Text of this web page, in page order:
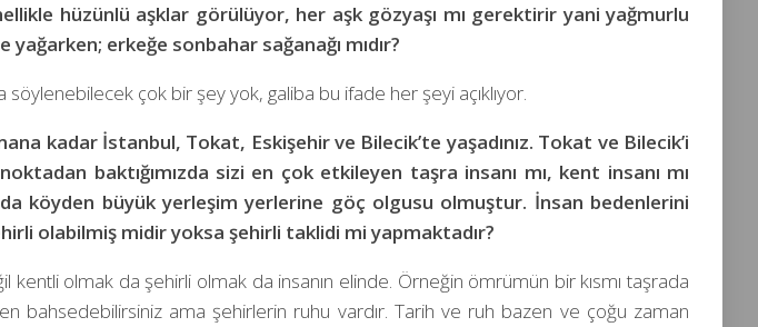
hüzünlü aşklar görülüyor, her aşk gözyaşı mı gerektirir yani yağmurlu
erkeğe sonbahar sağanağı mıdır?
söylenebilecek çok bir şey yok, galiba bu ifade her şeyi açıklıyor.
kadar İstanbul, Tokat, Eskişehir ve Bilecik’te yaşadınız. Tokat ve Bilecik’i
baktığımızda sizi en çok etkileyen taşra insanı mı, kent insanı mı
köyden büyük yerleşim yerlerine göç olgusu olmuştur. İnsan bedenlerini
olabilmiş midir yoksa şehirli taklidi mi yapmaktadır?
olmak da şehirli olmak da insanın elinde. Örneğin ömrümün bir kısmı taşrada
bahsedebilirsiniz ama şehirlerin ruhu vardır. Tarih ve ruh bazen ve çoğu zaman